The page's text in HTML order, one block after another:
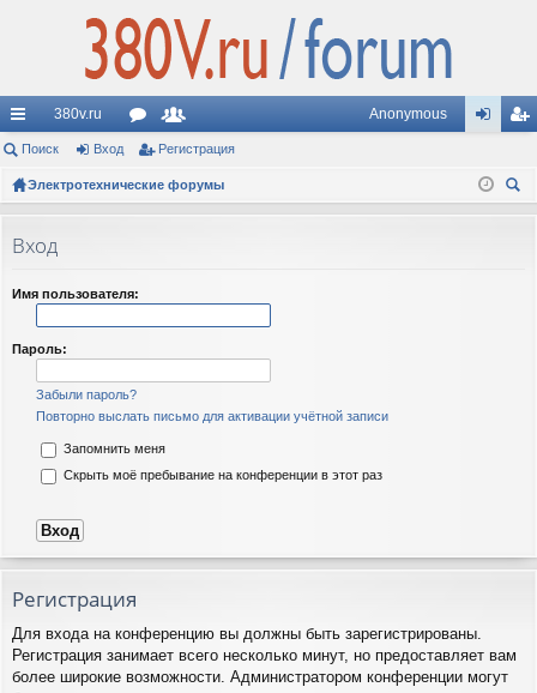
с
ы
и
380v.ru
ор
ум
ол
ьз
и
Anonymous
д ис
Поиск Вход Регистрация
Электротехнические форумы
Вход
Имя пользователя:
Пароль:
Забыли пароль?
Повторно выслать письмо для активации учётной записи
Запомнить меня
Скрыть моё пребывание на конференции в этот раз
Регистрация
Для входа на конференцию вы должны быть зарегистрированы.
Регистрация занимает всего несколько минут, но предоставляет вам
более широкие возможности. Администратором конференции могут